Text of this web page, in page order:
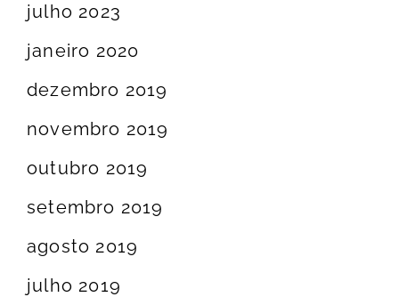
julho 2023
janeiro 2020
dezembro 2019
novembro 2019
outubro 2019
setembro 2019
agosto 2019
julho 2019